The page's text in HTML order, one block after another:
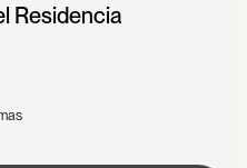
Residencia